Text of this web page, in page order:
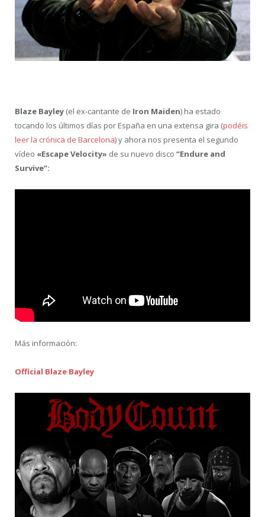
Blaze Bayley (el ex-cantante de Iron Maiden) ha estado
tocando los últimos días por España en una extensa gira (podéis
leer la crónica de Barcelona) y ahora nos presenta el segundo
vídeo «Escape Velocity» de su nuevo disco “Endure and
Survive”:
Más información:
Official Blaze Bayley